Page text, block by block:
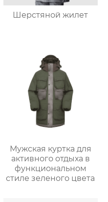
Шерстяной жилет
Мужская куртка для
активного отдыха в
функциональном
стиле зеленого цвета